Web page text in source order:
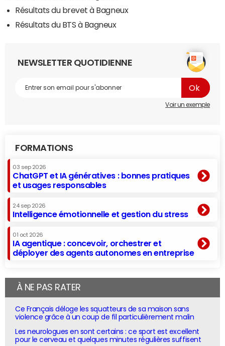
Résultats du brevet à Bagneux
Résultats du BTS à Bagneux
NEWSLETTER QUOTIDIENNE
Voir un exemple
FORMATIONS
03 sep 2026
ChatGPT et IA génératives : bonnes pratiques
et usages responsables
24 sep 2026
Intelligence émotionnelle et gestion du stress
01 oct 2026
IA agentique : concevoir, orchestrer et
déployer des agents autonomes en entreprise
À NE PAS RATER
Ce Français déloge les squatteurs de sa maison sans
violence grâce à un coup de fil particulièrement malin
Les neurologues en sont certains : ce sport est excellent
pour le cerveau et quelques minutes régulières suffisent